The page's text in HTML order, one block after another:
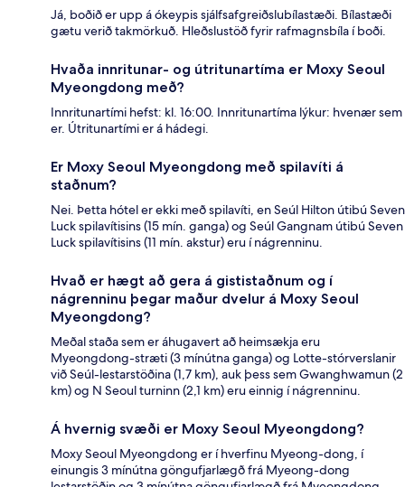
Já, boðið er upp á ókeypis sjálfsafgreiðslubílastæði. Bílastæði
gætu verið takmörkuð. Hleðslustöð fyrir rafmagnsbíla í boði.
Hvaða innritunar- og útritunartíma er Moxy Seoul
Myeongdong með?
Innritunartími hefst: kl. 16:00. Innritunartíma lýkur: hvenær sem
er. Útritunartími er á hádegi.
Er Moxy Seoul Myeongdong með spilavíti á
staðnum?
Nei. Þetta hótel er ekki með spilavíti, en Seúl Hilton útibú Seven
Luck spilavítisins (15 mín. ganga) og Seúl Gangnam útibú Seven
Luck spilavítisins (11 mín. akstur) eru í nágrenninu.
Hvað er hægt að gera á gististaðnum og í
nágrenninu þegar maður dvelur á Moxy Seoul
Myeongdong?
Meðal staða sem er áhugavert að heimsækja eru
Myeongdong-stræti (3 mínútna ganga) og Lotte-stórverslanir
við Seúl-lestarstöðina (1,7 km), auk þess sem Gwanghwamun (2
km) og N Seoul turninn (2,1 km) eru einnig í nágrenninu.
Á hvernig svæði er Moxy Seoul Myeongdong?
Moxy Seoul Myeongdong er í hverfinu Myeong-dong, í
einungis 3 mínútna göngufjarlægð frá Myeong-dong